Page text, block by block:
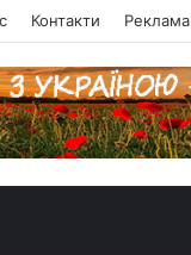
Контакти Реклама